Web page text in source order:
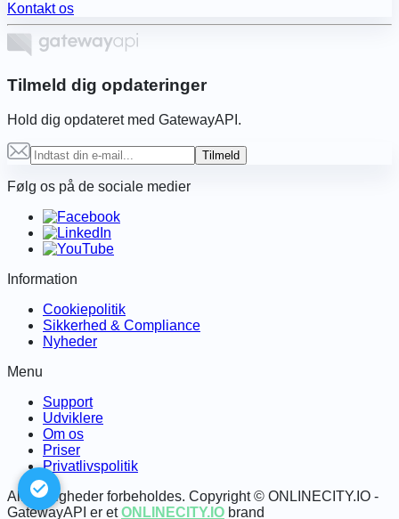
Kontakt os
Tilmeld dig opdateringer
Hold dig opdateret med GatewayAPI.
Tilmeld
Følg os på de sociale medier
Information
Cookiepolitik
Sikkerhed & Compliance
Nyheder
Menu
Support
Udviklere
Om os
Priser
Privatlivspolitik
Alle rettigheder forbeholdes. Copyright © ONLINECITY.IO -
GatewayAPI er etONLINECITY.IO brand